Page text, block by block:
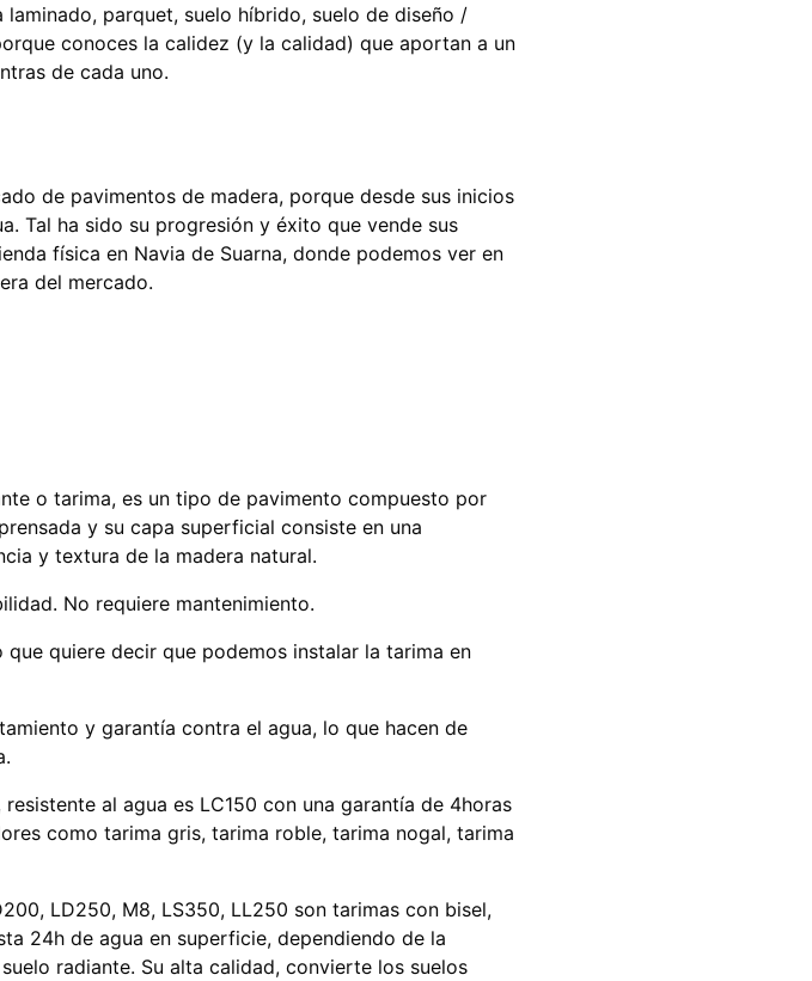
parquet, suelo híbrido, suelo de diseño /
conoces la calidez (y la calidad) que aportan a un
de cada uno.
de pavimentos de madera, porque desde sus inicios
Tal ha sido su progresión y éxito que vende sus
física en Navia de Suarna, donde podemos ver en
del mercado.
o tarima, es un tipo de pavimento compuesto por
y su capa superficial consiste en una
y textura de la madera natural.
No requiere mantenimiento.
quiere decir que podemos instalar la tarima en
y garantía contra el agua, lo que hacen de
al agua es LC150 con una garantía de 4horas
como tarima gris, tarima roble, tarima nogal, tarima
LD250, M8, LS350, LL250 son tarimas con bisel,
24h de agua en superficie, dependiendo de la
radiante. Su alta calidad, convierte los suelos